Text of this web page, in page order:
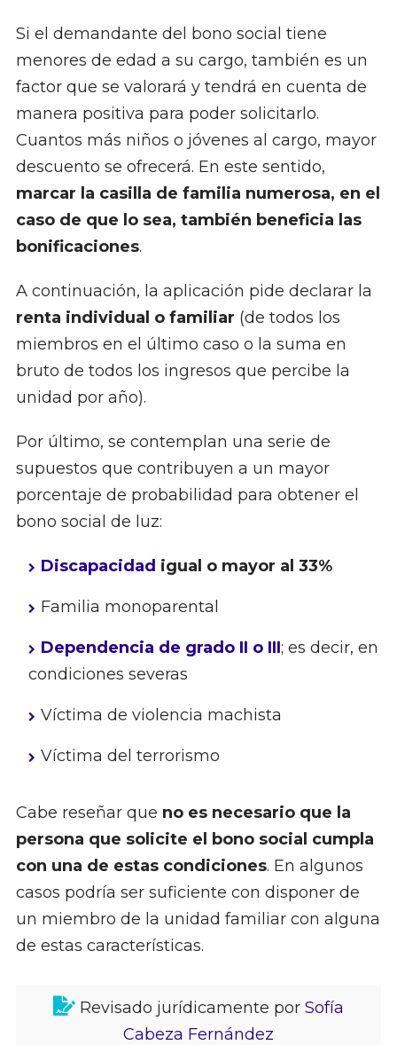
Si el demandante del bono social tiene
menores de edad a su cargo, también es un
factor que se valorará y tendrá en cuenta de
manera positiva para poder solicitarlo.
Cuantos más niños o jóvenes al cargo, mayor
descuento se ofrecerá. En este sentido,
marcar la casilla de familia numerosa, en el
caso de que lo sea, también beneficia las
bonificaciones.
A continuación, la aplicación pide declarar la
renta individual o familiar (de todos los
miembros en el último caso o la suma en
bruto de todos los ingresos que percibe la
unidad por año).
Por último, se contemplan una serie de
supuestos que contribuyen a un mayor
porcentaje de probabilidad para obtener el
bono social de luz:
Discapacidad igual o mayor al 33%
Familia monoparental
Dependencia de grado II o III; es decir, en
condiciones severas
Víctima de violencia machista
Víctima del terrorismo
Cabe reseñar que no es necesario que la
persona que solicite el bono social cumpla
con una de estas condiciones. En algunos
casos podría ser suficiente con disponer de
un miembro de la unidad familiar con alguna
de estas características.
Revisado jurídicamente por Sofía
Cabeza Fernández